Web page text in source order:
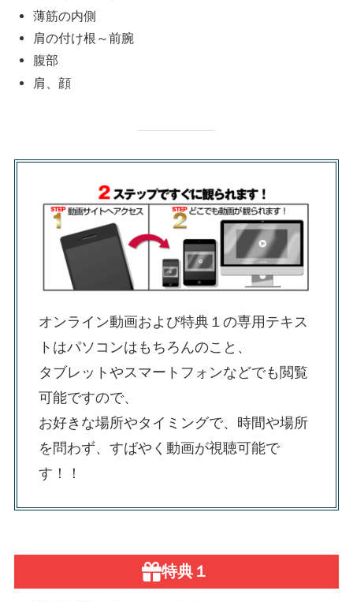
薄筋の内側
肩の付け根～前腕
腹部
肩、顔
オンライン動画および特典１の専用テキス
トはパソコンはもちろんのこと、
タブレットやスマートフォンなどでも閲覧
可能ですので、
お好きな場所やタイミングで、時間や場所
を問わず、すばやく動画が視聴可能で
す！！
特典１